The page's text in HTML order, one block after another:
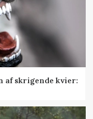
af skrigende kvier: